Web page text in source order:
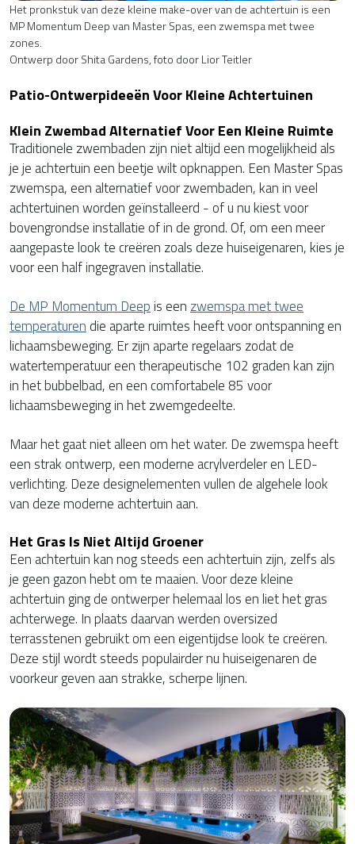
Het pronkstuk van deze kleine make-over van de achtertuin is een
MP Momentum Deep van Master Spas, een zwemspa met twee
zones.
Ontwerp door Shita Gardens, foto door Lior Teitler
Patio-Ontwerpideeën Voor Kleine Achtertuinen
Klein Zwembad Alternatief Voor Een Kleine Ruimte
Traditionele zwembaden zijn niet altijd een mogelijkheid als
je je achtertuin een beetje wilt opknappen. Een Master Spas
zwemspa, een alternatief voor zwembaden, kan in veel
achtertuinen worden geïnstalleerd - of u nu kiest voor
bovengrondse installatie of in de grond. Of, om een meer
aangepaste look te creëren zoals deze huiseigenaren, kies je
voor een half ingegraven installatie.
De MP Momentum Deepis eenzwemspa met twee
temperaturendie aparte ruimtes heeft voor ontspanning en
lichaamsbeweging. Er zijn aparte regelaars zodat de
watertemperatuur een therapeutische 102 graden kan zijn
in het bubbelbad, en een comfortabele 85 voor
lichaamsbeweging in het zwemgedeelte.
Maar het gaat niet alleen om het water. De zwemspa heeft
een strak ontwerp, een moderne acrylverdeler en LED-
verlichting. Deze designelementen vullen de algehele look
van deze moderne achtertuin aan.
Het Gras Is Niet Altijd Groener
Een achtertuin kan nog steeds een achtertuin zijn, zelfs als
je geen gazon hebt om te maaien. Voor deze kleine
achtertuin ging de ontwerper helemaal los en liet het gras
achterwege. In plaats daarvan werden oversized
terrasstenen gebruikt om een eigentijdse look te creëren.
Deze stijl wordt steeds populairder nu huiseigenaren de
voorkeur geven aan strakke, scherpe lijnen.